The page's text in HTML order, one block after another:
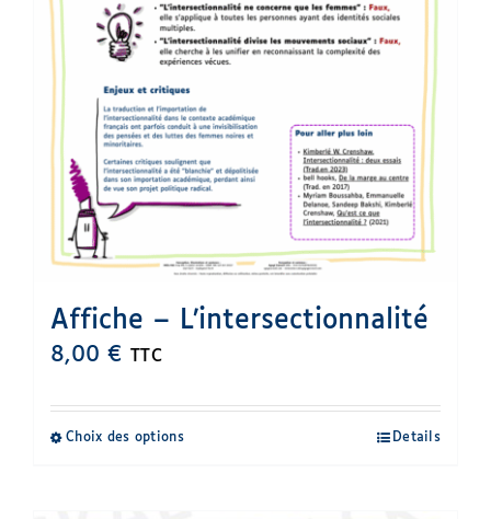
page
produit
Affiche – L’intersectionnalité
8,00€ TTC
Choix des optionsCe
Details